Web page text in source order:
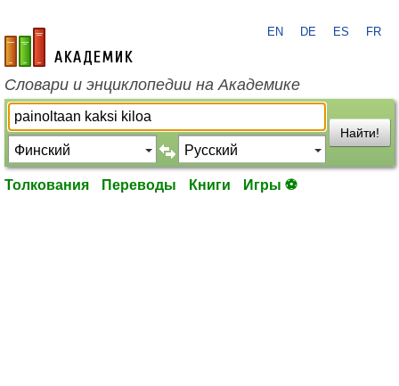
academic.ru
EN DE ES FR
Словари и энциклопедии на Академике
Найти!
Толкования Переводы Книги Игры ⚽